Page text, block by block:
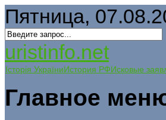
Пятница,
uristinfo.net
Історія УкраїниИстория РФИсковые
Главное